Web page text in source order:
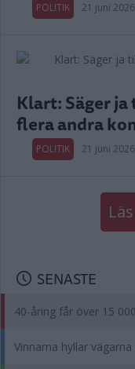
POLITIK 21 juni
Klart: Säger
flera andra
POLITIK 21 juni
SENASTE
40-åring får över 15
Vinnarna hyllar